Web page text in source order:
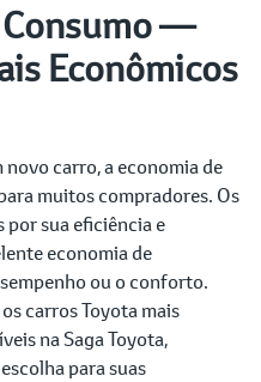
—
Econômicos
carro, a economia de
muitos compradores. Os
por sua eficiência e
economia de
ou o conforto.
carros Toyota mais
na Saga Toyota,
para suas